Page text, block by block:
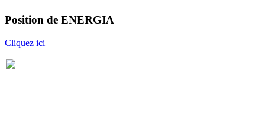
Position de ENERGIA
Cliquez ici